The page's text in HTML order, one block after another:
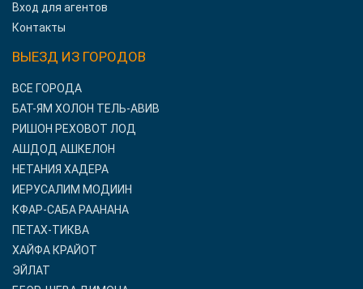
Вход для агентов
Контакты
ВЫЕЗД ИЗ ГОРОДОВ
ВСЕ ГОРОДА
БАТ-ЯМ ХОЛОН ТЕЛЬ-АВИВ
РИШОН РЕХОВОТ ЛОД
АШДОД АШКЕЛОН
НЕТАНИЯ ХАДЕРА
ИЕРУСАЛИМ МОДИИН
КФАР-САБА РААНАНА
ПЕТАХ-ТИКВА
ХАЙФА КРАЙОТ
ЭЙЛАТ